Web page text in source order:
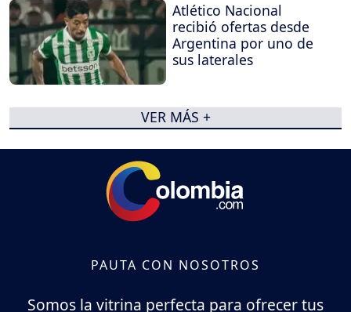
Atlético Nacional
recibió ofertas desde
Argentina por uno de
sus laterales
VER MÁS +
PAUTA CON NOSOTROS
Somos la vitrina perfecta para ofrecer tus